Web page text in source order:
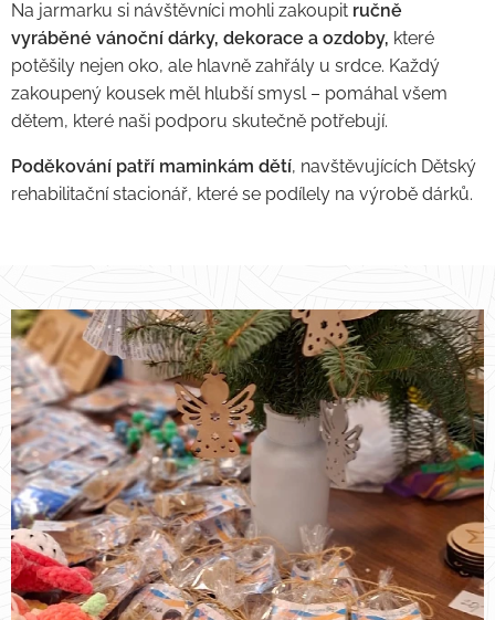
Na jarmarku si návštěvníci mohli zakoupit ručně
vyráběné vánoční dárky, dekorace a ozdoby, které
potěšily nejen oko, ale hlavně zahřály u srdce. Každý
zakoupený kousek měl hlubší smysl – pomáhal všem
dětem, které naši podporu skutečně potřebují.
Poděkování patří maminkám dětí, navštěvujících Dětský
rehabilitační stacionář, které se podílely na výrobě dárků.